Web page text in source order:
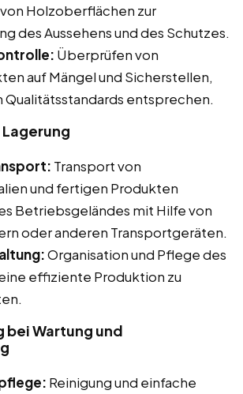
Holzoberflächen zur
des Aussehens und des Schutzes.
Überprüfen von
auf Mängel und Sicherstellen,
Qualitätsstandards entsprechen.
Transport von
und fertigen Produkten
Betriebsgeländes mit Hilfe von
oder anderen Transportgeräten.
Organisation und Pflege des
effiziente Produktion zu
bei Wartung und
Reinigung und einfache